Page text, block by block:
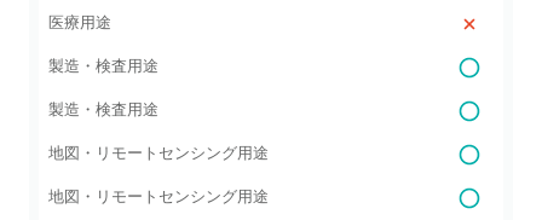
医療用途
製造・検査用途
製造・検査用途
地図・リモートセンシング用途
地図・リモートセンシング用途